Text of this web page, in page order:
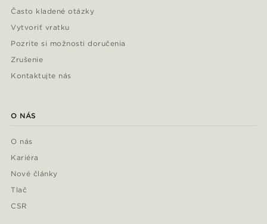
Často kladené otázky
Vytvoriť vratku
Pozrite si možnosti doručenia
Zrušenie
Kontaktujte nás
O NÁS
O nás
Kariéra
Nové články
Tlač
CSR